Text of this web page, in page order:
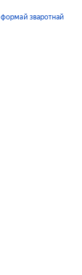
формай зваротнай